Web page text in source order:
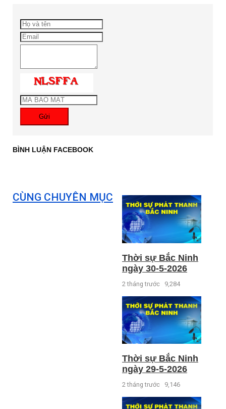
Gửi
BÌNH LUẬN FACEBOOK
CÙNG CHUYÊN MỤC
Thời sự Bắc Ninh
ngày 30-5-2026
2 tháng trước 9,284
Thời sự Bắc Ninh
ngày 29-5-2026
2 tháng trước 9,146